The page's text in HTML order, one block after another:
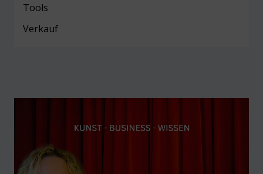
Tools
Verkauf